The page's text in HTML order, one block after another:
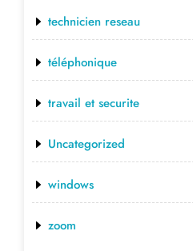
technicien reseau
téléphonique
travail et securite
Uncategorized
windows
zoom